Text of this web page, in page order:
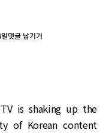
댓글 남기기
is shaking up the
of Korean content